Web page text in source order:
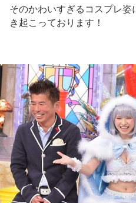
そのかわいすぎるコスプレ
き起こっております！